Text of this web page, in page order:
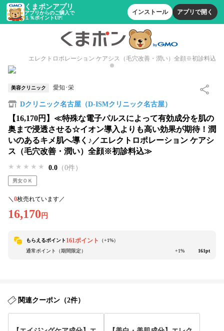
くまポンアプリ
アプリからのご購入で
１％ポイントUP!
インストール アプリで開く
エレクトロポレーション ケアシス（毛穴改善・潤い）全顔※初診料込
美容クリニック 愛知･栄
Dクリニック名古屋（D-ISMクリニック名古屋）
【16,170円】≪特殊な電子パルスによって有効成分を肌の
奥まで浸透させる☆イオン導入よりも高い効果が期待！潤
いのあるキメ肌へ導く♪／エレクトロポレーション ケアシ
ス（毛穴改善・潤い）全顔※初診料込≫
★★★★★
★★★★★
★★★★★ 0.0 （0件）
男女ＯＫ
＼ 0枚売れています／
16,170 円
もらえるポイント 161ポイント （+1%）
通常ポイント（期間限定）
+1% 161pt
関連クーポン（2件）